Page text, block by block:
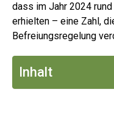
dass im Jahr 2024
erhielten – eine Zahl,
Befreiungsregelung
Inhalt